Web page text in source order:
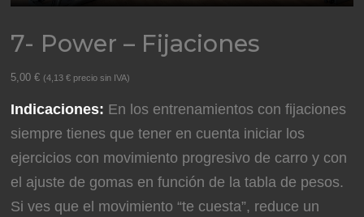
7- Power – Fijaciones
5,00€ (4,13€ precio sin IVA)
Indicaciones: En los entrenamientos con fijaciones
siempre tienes que tener en cuenta iniciar los
ejercicios con movimiento progresivo de carro y con
el ajuste de gomas en función de la tabla de pesos.
Si ves que el movimiento “te cuesta”, reduce un